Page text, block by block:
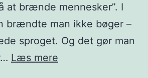
at brænde mennesker”. I
brændte man ikke bøger –
sproget. Og det gør man
Læs mere